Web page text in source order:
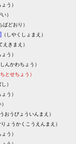
う）
）
ばどおり）
（しやくしょまえ）
えきまえ）
う）
しんかわちょう）
ちとせちょう）
）
う）
うおうびょういんまえ）
りょうかくこうえんまえ）
う）